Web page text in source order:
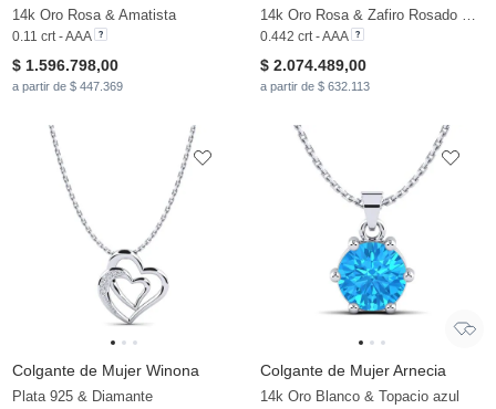
14k Oro Rosa & Amatista
0.11 crt - AAA
$ 1.596.798,00
a partir de $ 447.369
14k Oro Rosa & Zafiro Rosado & Circonita
0.442 crt - AAA
$ 2.074.489,00
a partir de $ 632.113
Colgante de Mujer Winona
Plata 925 & Diamante
Colgante de Mujer Arnecia
14k Oro Blanco & Topacio azul